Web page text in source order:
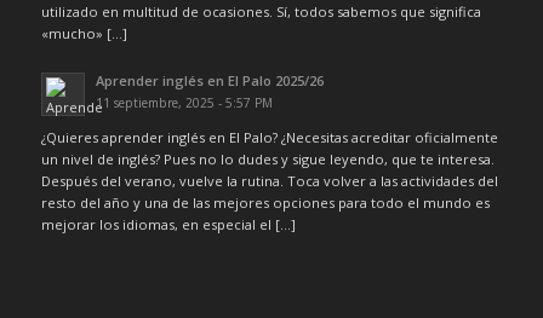
utilizado en multitud de ocasiones. Sí, todos sabemos que significa
«mucho» […]
Aprender inglés en El Palo 2025/26
11 septiembre, 2025 - 5:57 PM
¿Quieres aprender inglés en El Palo? ¿Necesitas acreditar oficialmente
un nivel de inglés? Pues no lo dudes y sigue leyendo, que te interesa.
Después del verano, vuelve la rutina. Toca volver a las actividades del
resto del año y una de las mejores opciones para todo el mundo es
mejorar los idiomas, en especial el […]